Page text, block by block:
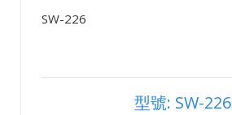
SW-226
型號: SW-226